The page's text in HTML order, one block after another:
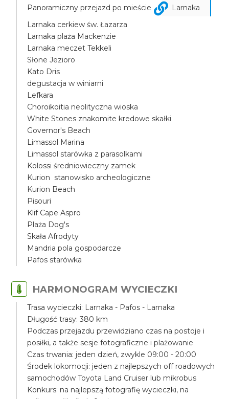
Panoramiczny przejazd po mieście
Larnaka
Larnaka cerkiew św. Łazarza
Larnaka plaża Mackenzie
Larnaka meczet Tekkeli
Słone Jezioro
Kato Dris
degustacja w winiarni
Lefkara
Choroikoitia neolityczna wioska
White Stones znakomite kredowe skałki
Governor's Beach
Limassol Marina
Limassol starówka z parasolkami
Kolossi średniowieczny zamek
Kurion stanowisko archeologiczne
Kurion Beach
Pisouri
Klif Cape Aspro
Plaża Dog's
Skała Afrodyty
Mandria pola gospodarcze
Pafos starówka
HARMONOGRAM WYCIECZKI
Trasa wycieczki: Larnaka - Pafos - Larnaka
Długość trasy: 380 km
Podczas przejazdu przewidziano czas na postoje i
posiłki, a także sesje fotograficzne i plażowanie
Czas trwania: jeden dzień, zwykle 09:00 - 20:00
Środek lokomocji: jeden z najlepszych off roadowych
samochodów Toyota Land Cruiser lub mikrobus
Konkurs: na najlepszą fotografię wycieczki, na